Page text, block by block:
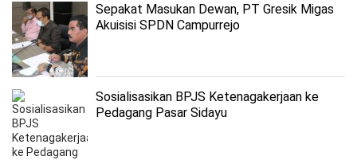
Sepakat Masukan Dewan, PT Gresik Migas
Akuisisi SPDN Campurrejo
Sosialisasikan BPJS Ketenagakerjaan ke
Pedagang Pasar Sidayu